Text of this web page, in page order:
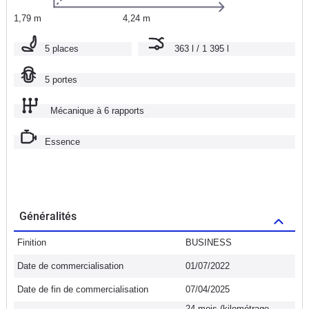
1,79 m 4,24 m
5 places 363 l / 1 395 l
5 portes
Mécanique à 6 rapports
Essence
Généralités
Finition BUSINESS
Date de commercialisation 01/07/2022
Date de fin de commercialisation
07/04/2025